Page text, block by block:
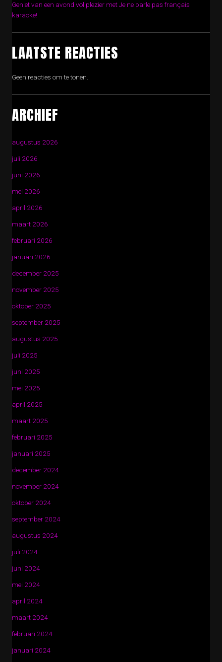
Geniet van een avond vol plezier met Je ne parle pas français
karaoke!
LAATSTE REACTIES
Geen reacties om te tonen.
ARCHIEF
augustus 2026
juli 2026
juni 2026
mei 2026
april 2026
maart 2026
februari 2026
januari 2026
december 2025
november 2025
oktober 2025
september 2025
augustus 2025
juli 2025
juni 2025
mei 2025
april 2025
maart 2025
februari 2025
januari 2025
december 2024
november 2024
oktober 2024
september 2024
augustus 2024
juli 2024
juni 2024
mei 2024
april 2024
maart 2024
februari 2024
januari 2024